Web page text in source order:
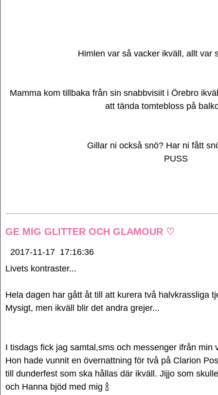
Himlen var så vacker ikväll, allt var
Mamma kom tillbaka från sin snabbvisiit i Örebro
att tända tomtebloss på
Gillar ni också snö? Har ni fått
PUSS
GE MIG GLITTER OCH GLAMOUR ♡
2017-11-17 17:16:36
Livets kontraster...
Hela dagen har gått åt till att kurera två halvkrassliga
Mysigt, men ikväll blir det andra grejer...
I tisdags fick jag samtal,sms och messenger ifrån min
Hon hade vunnit en övernattning för två på Clarion
till dunderfest som ska hållas där ikväll. Jijjo som
och Hanna bjöd med mig 🍾